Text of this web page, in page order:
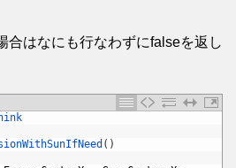
合はなにも行なわずにfalseを返し
( )